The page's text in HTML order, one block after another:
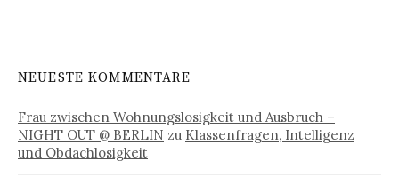
NEUESTE KOMMENTARE
Frau zwischen Wohnungslosigkeit und Ausbruch –
NIGHT OUT @ BERLIN zu Klassenfragen, Intelligenz
und Obdachlosigkeit